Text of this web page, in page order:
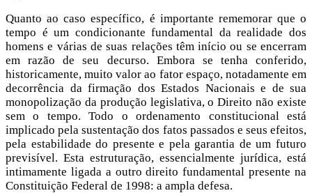
Quanto ao caso específico, é importante rememorar que o
tempo é um condicionante fundamental da realidade dos
homens e várias de suas relações têm início ou se encerram
em razão de seu decurso. Embora se tenha conferido,
historicamente, muito valor ao fator espaço, notadamente em
decorrência da firmação dos Estados Nacionais e de sua
monopolização da produção legislativa, o Direito não existe
sem o tempo. Todo o ordenamento constitucional está
implicado pela sustentação dos fatos passados e seus efeitos,
pela estabilidade do presente e pela garantia de um futuro
previsível. Esta estruturação, essencialmente jurídica, está
intimamente ligada a outro direito fundamental presente na
Constituição Federal de 1998: a ampla defesa.